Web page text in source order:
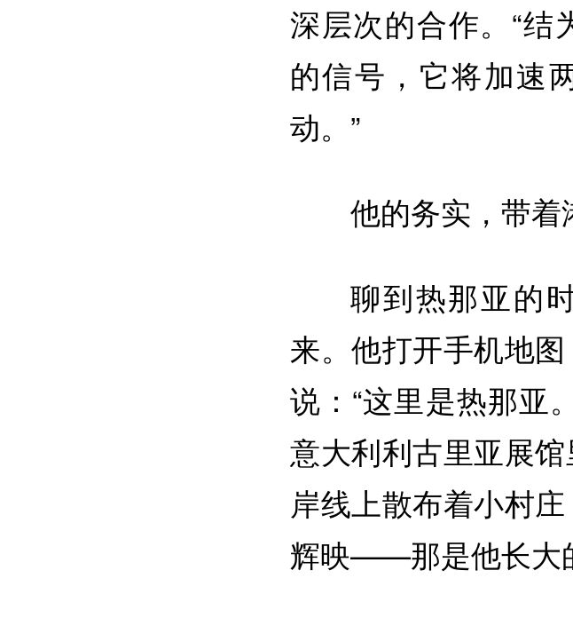
深层次的合作。“结
的信号，它将加速
动。”
他的务实，带着
聊到热那亚的
来。他打开手机地
说：“这里是热那亚
意大利利古里亚展
岸线上散布着小村
辉映——那是他长大